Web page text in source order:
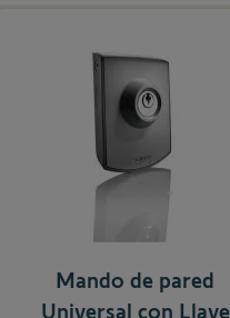
Mando de pared
Universal con Llave